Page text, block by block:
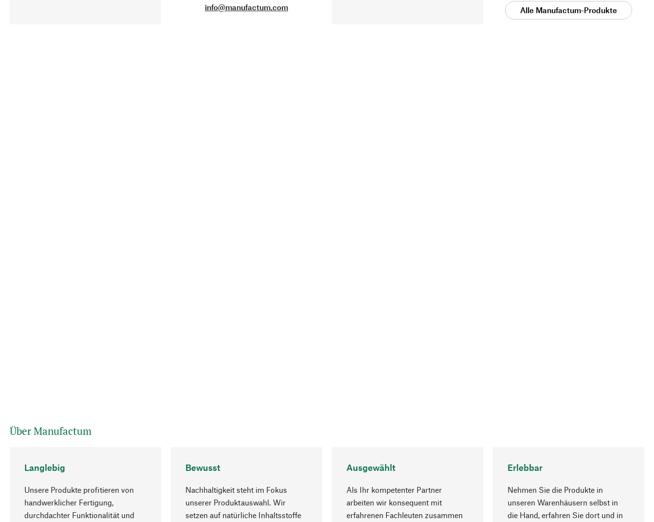
info@manufactum.com
Alle Manufactum-Produkte
Über Manufactum
Langlebig
Unsere Produkte profitieren von
handwerklicher Fertigung,
durchdachter Funktionalität und
Bewusst
Nachhaltigkeit steht im Fokus
unserer Produktauswahl. Wir
setzen auf natürliche Inhaltsstoffe
Ausgewählt
Als Ihr kompetenter Partner
arbeiten wir konsequent mit
erfahrenen Fachleuten zusammen
Erlebbar
Nehmen Sie die Produkte in
unseren Warenhäusern selbst in
die Hand, erfahren Sie dort und in